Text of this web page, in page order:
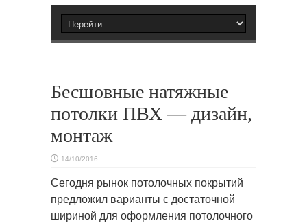
Бесшовные натяжные
потолки ПВХ — дизайн,
монтаж
14/10/2016
Сегодня рынок потолочных покрытий
предложил варианты с достаточной
шириной для оформления потолочного